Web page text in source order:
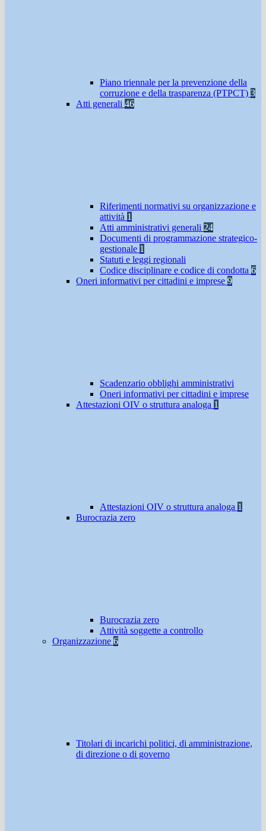
Piano triennale per la prevenzione della
corruzione e della trasparenza (PTPCT) 3
Atti generali 46
Riferimenti normativi su organizzazione e
attività 1
Atti amministrativi generali 24
Documenti di programmazione strategico-
gestionale 1
Statuti e leggi regionali
Codice disciplinare e codice di condotta 6
Oneri informativi per cittadini e imprese 9
Scadenzario obblighi amministrativi
Oneri informativi per cittadini e imprese
Attestazioni OIV o struttura analoga 1
Attestazioni OIV o struttura analoga 1
Burocrazia zero
Burocrazia zero
Attività soggette a controllo
Organizzazione 6
Titolari di incarichi politici, di amministrazione,
di direzione o di governo